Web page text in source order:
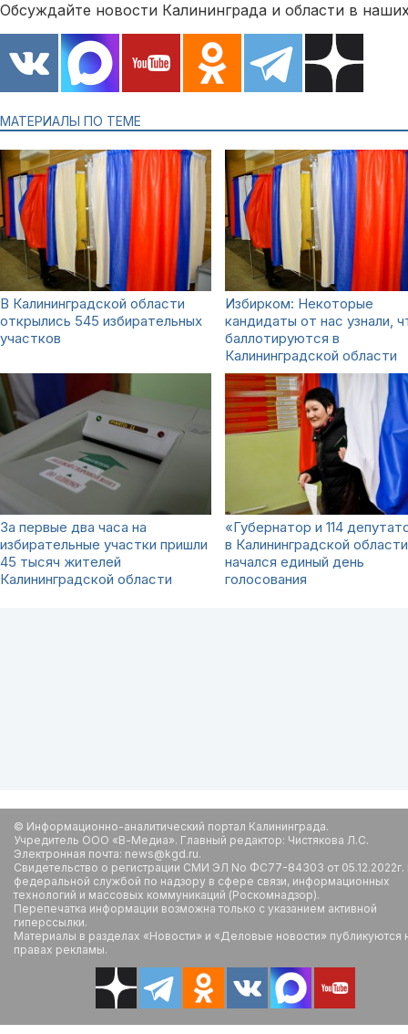
Обсуждайте новости Калининграда и области в
МАТЕРИАЛЫ ПО ТЕМЕ
В Калининградской области
открылись 545 избирательных
участков
Избирком: Некоторые
кандидаты от нас узнали,
баллотируются в
Калининградской области
За первые два часа на
избирательные участки пришли
45 тысяч жителей
Калининградской области
«Губернатор и 114
в Калининградской области
начался единый день
голосования
© Информационно-аналитический портал Калининграда.
Учредитель ООО «В-Медиа». Главный редактор: Чистякова Л.С.
Электронная почта: news@kgd.ru.
Свидетельство о регистрации СМИ ЭЛ No ФС77-84303 от
федеральной службой по надзору в сфере связи, информационных
технологий и массовых коммуникаций (Роскомнадзор).
Перепечатка информации возможна только с указанием активной
гиперссылки.
Материалы в разделах «Новости» и «Деловые новости» публикуются
правах рекламы.